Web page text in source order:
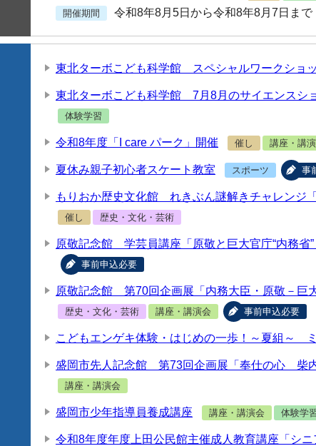
開催期間
令和8年8月5日から令和8年8月7日まで
東北ターボこども科学館 スペシャルワークショ
東北ターボこども科学館 7月8月のサイエンスシ
体験学習
令和8年度「I care パーク」開催 催し 講座・講
夏休み親子初心者スケート教室 スポーツ 事
もりおか歴史文化館 れきぶん謎解きチャレンジ
催し 歴史・文化・芸術
原敬記念館 学芸員講座「原敬と巨大官庁“内務省”
事前申込必要
原敬記念館 第70回企画展「内務大臣・原敬－巨
歴史・文化・芸術 講座・講演会 事前申込必要
こどもエンゲキ体験・はじめの一歩！～夏組～
盛岡市先人記念館 第73回企画展「奉仕の心 柴
講座・講演会
盛岡市少年指導員養成講座 講座・講演会 体験学
令和8年度年度上田公民館主催成人教育講座「シ